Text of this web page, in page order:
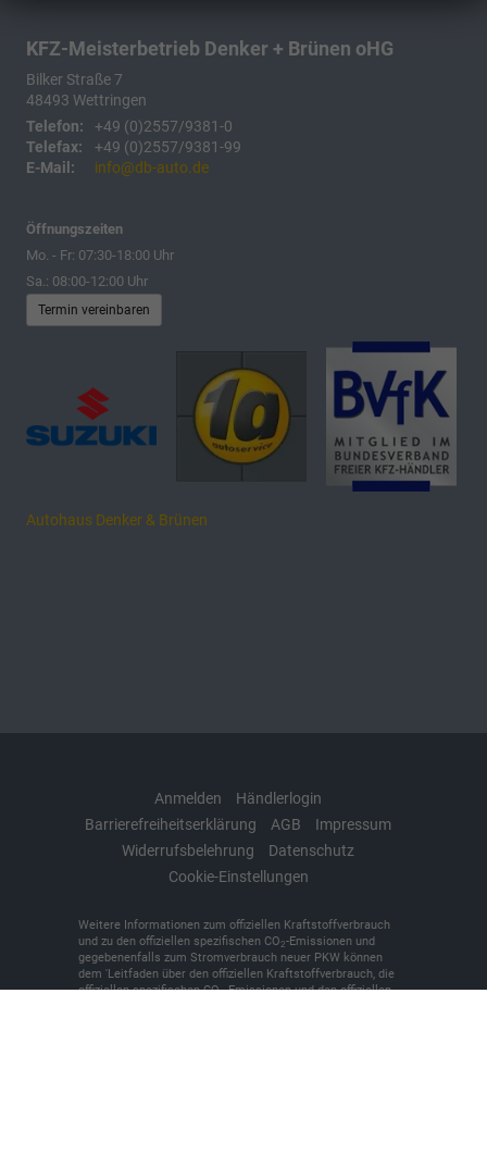
KFZ-Meisterbetrieb Denker + Brünen oHG
Bilker Straße 7
48493 Wettringen
Telefon:
+49 (0)2557/9381-0
Telefax:
+49 (0)2557/9381-99
E-Mail:
info@db-auto.de
Öffnungszeiten
Mo. - Fr: 07:30-18:00 Uhr
Sa.: 08:00-12:00 Uhr
Termin vereinbaren
Autohaus Denker & Brünen
Anmelden
Händlerlogin
Barrierefreiheitserklärung
AGB
Impressum
Widerrufsbelehrung
Datenschutz
Cookie-Einstellungen
Weitere Informationen zum offiziellen Kraftstoffverbrauch
und zu den offiziellen spezifischen CO2-Emissionen und
gegebenenfalls zum Stromverbrauch neuer PKW können
dem 'Leitfaden über den offiziellen Kraftstoffverbrauch, die
offiziellen spezifischen CO -Emissionen und den offiziellen